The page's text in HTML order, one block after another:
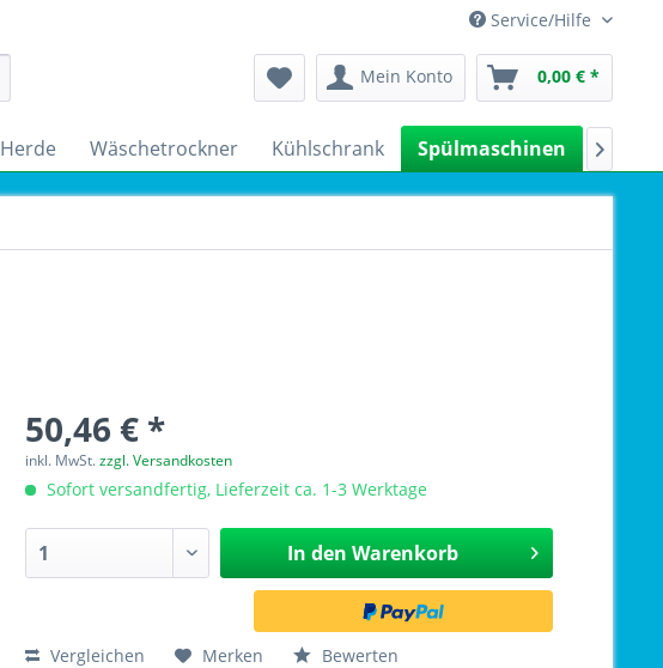
Service/Hilfe
Mein Konto 0,00 € *
Herde Wäschetrockner Kühlschrank Spülmaschinen 
50,46 € *
inkl. MwSt.zzgl. Versandkosten
Sofort versandfertig, Lieferzeit ca. 1-3 Werktage
In den Warenkorb
Vergleichen Merken Bewerten